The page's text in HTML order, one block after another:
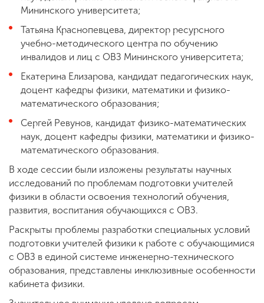
Мининского университета;
Татьяна Краснопевцева, директор ресурсного
учебно-методического центра по обучению
инвалидов и лиц с ОВЗ Мининского университета;
Екатерина Елизарова, кандидат педагогических наук,
доцент кафедры физики, математики и физико-
математического образования;
Сергей Ревунов, кандидат физико-математических
наук, доцент кафедры физики, математики и физико-
математического образования.
В ходе сессии были изложены результаты научных
исследований по проблемам подготовки учителей
физики в области освоения технологий обучения,
развития, воспитания обучающихся с ОВЗ.
Раскрыты проблемы разработки специальных условий
подготовки учителей физики к работе с обучающимися
с ОВЗ в единой системе инженерно-технического
образования, представлены инклюзивные особенности
кабинета физики.